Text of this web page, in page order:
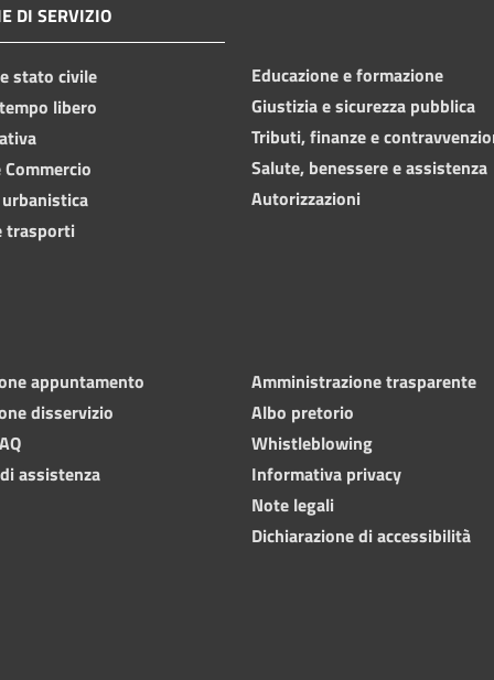
DI SERVIZIO
stato civile
libero
trasporti
Educazione e formazione
Giustizia e sicurezza pubblica
Tributi, finanze e
Salute, benessere e assistenza
Autorizzazioni
appuntamento
disservizio
assistenza
Amministrazione trasparente
Albo pretorio
Whistleblowing
Informativa privacy
Note legali
Dichiarazione di accessibilità